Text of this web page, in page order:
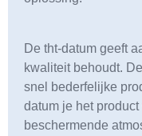
De tht-datum geeft
kwaliteit behoudt.
snel bederfelijke
datum je het
beschermende